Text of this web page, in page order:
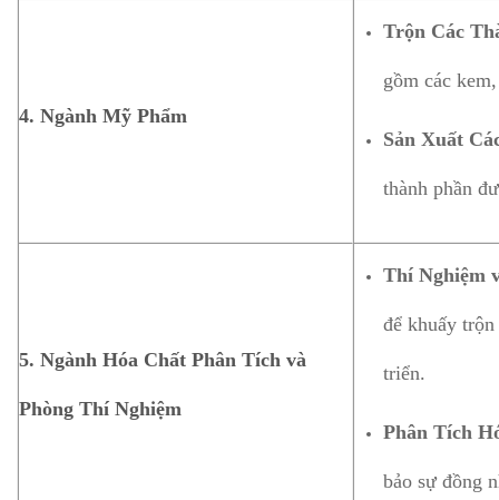
4. Ngành Mỹ Phẩm
Trộn Các
gồm các
Sản Xuất
thành phần
5. Ngành Hóa Chất Phân Tích và
Phòng Thí Nghiệm
Thí Nghiệm
để khuấy
triển.
Phân Tích
bảo sự đồng